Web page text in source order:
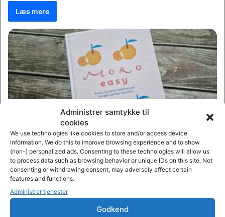
Administrer samtykke til
cookies
We use technologies like cookies to store and/or access device
information. We do this to improve browsing experience and to show
(non-) personalized ads. Consenting to these technologies will allow us
to process data such as browsing behavior or unique IDs on this site. Not
consenting or withdrawing consent, may adversely affect certain
features and functions.
Administrer tjenester
Godkend
Læs mere
Kogebøger (boganmeldelser)
Henrik Koudahl
Moro af Samantha og Samuel Clark
Forfattere: Samantha Clark, Samuel ClarkGenres: Kogebog,
SpanienUdgivet af: Lindhardt og RinghofISBN:
9788727018102 Samantha og Samuel Clark (Sam & Sam Clark)